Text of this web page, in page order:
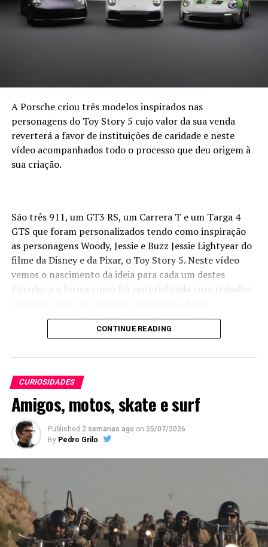
A Porsche criou três modelos inspirados nas
personagens do Toy Story 5 cujo valor da sua venda
reverterá a favor de instituições de caridade e neste
vídeo acompanhados todo o processo que deu origem à
sua criação.
São três 911, um GT3 RS, um Carrera T e um Targa 4
GTS que foram personalizados tendo como inspiração
as personagens Woody, Jessie e Buzz Jessie Lightyear do
filme da Disney e da Pixar, o Toy Story 5. Neste vídeo
vemos o nascimento da ideia para cada um destes
Porsche e a forma como foi materializada num trabalho
desportivos serão vendidos e o valor angariado será
doado à Cruz Vermelha Americana, à Starlight
America.
CONTINUE READING
CURIOSIDADES
Amigos, motos, skate e surf
Published 2 semanas ago on 25/07/2026
By Pedro Grilo